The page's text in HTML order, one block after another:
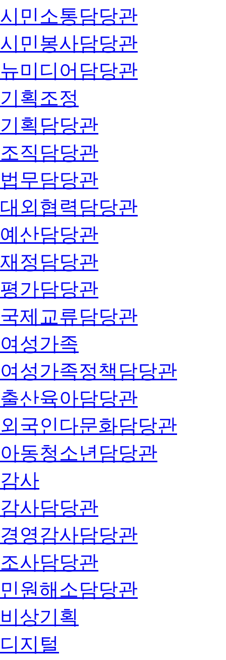
시민소통담당관
시민봉사담당관
뉴미디어담당관
기획조정
기획담당관
조직담당관
법무담당관
대외협력담당관
예산담당관
재정담당관
평가담당관
국제교류담당관
여성가족
여성가족정책담당관
출산육아담당관
외국인다문화담당관
아동청소년담당관
감사
감사담당관
경영감사담당관
조사담당관
민원해소담당관
비상기획
디지털